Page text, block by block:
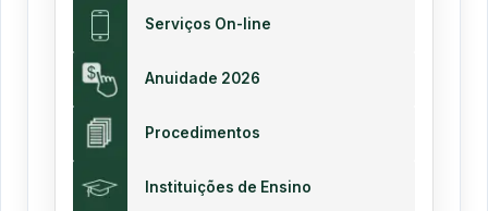
Serviços On-line
Anuidade 2026
Procedimentos
Instituições de Ensino